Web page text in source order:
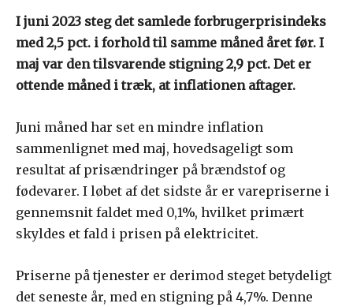
I juni 2023 steg det samlede forbrugerprisindeks
med 2,5 pct. i forhold til samme måned året før. I
maj var den tilsvarende stigning 2,9 pct. Det er
ottende måned i træk, at inflationen aftager.
Juni måned har set en mindre inflation
sammenlignet med maj, hovedsageligt som
resultat af prisændringer på brændstof og
fødevarer. I løbet af det sidste år er varepriserne i
gennemsnit faldet med 0,1%, hvilket primært
skyldes et fald i prisen på elektricitet.
Priserne på tjenester er derimod steget betydeligt
det seneste år, med en stigning på 4,7%. Denne